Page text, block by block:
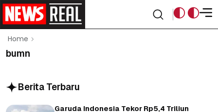
Home
bumn
Berita Terbaru
Garuda Indonesia Tekor Rp5,4 Triliun